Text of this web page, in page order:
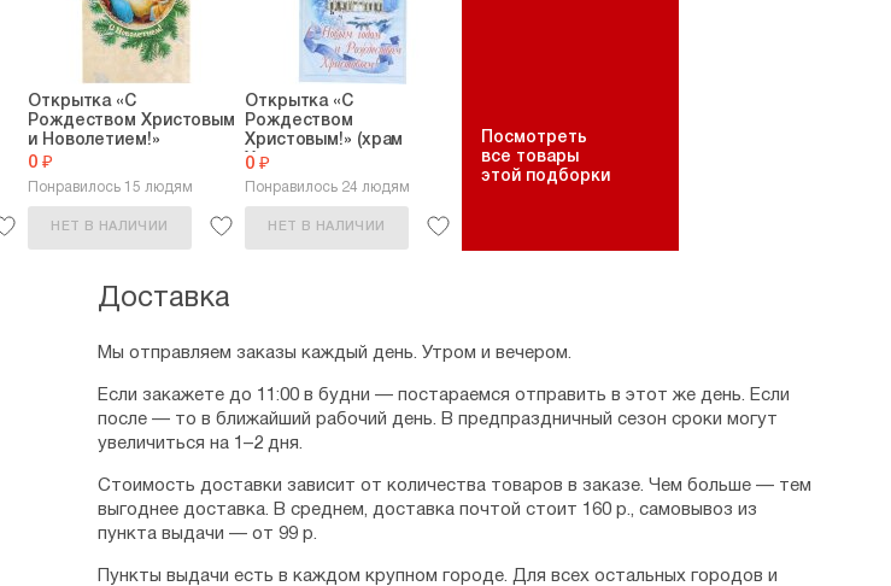
Открытка «С
Рождеством Христовым
и Новолетием!»
0 ₽
Понравилось 15 людям
НЕТ В НАЛИЧИИ
Открытка «С
Рождеством
Христовым!» (храм
Христа...
0 ₽
Понравилось 24 людям
НЕТ В НАЛИЧИИ
Посмотреть
все товары
этой подборки
Доставка
Мы отправляем заказы каждый день. Утром и вечером.
Если закажете до 11:00 в будни — постараемся отправить в этот же день. Если
после — то в ближайший рабочий день. В предпраздничный сезон сроки могут
увеличиться на 1–2 дня.
Стоимость доставки зависит от количества товаров в заказе. Чем больше — тем
выгоднее доставка. В среднем, доставка почтой стоит 160 р., самовывоз из
пункта выдачи — от 99 р.
Пункты выдачи есть в каждом крупном городе. Для всех остальных городов и